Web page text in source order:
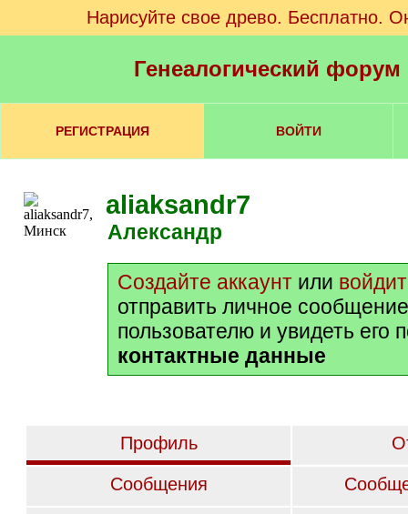
Нарисуйте свое древо. Бесплатно.
Генеалогический
РЕГИСТРАЦИЯ ВОЙТИ
aliaksandr7
Александр
Создайте аккаунт или
отправить личное
пользователю и увидеть его
контактные данные
Профиль
Сообщения